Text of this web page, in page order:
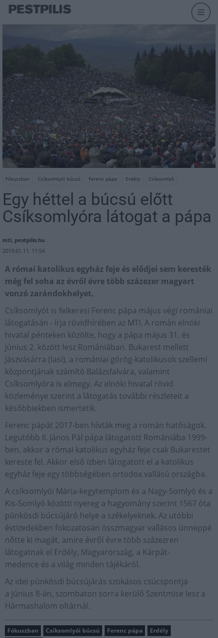
Fókuszban Csíksomlyói búcsú Ferenc pápa Erdély Csíksomlyó
Egy héttel a búcsú előtt
Csíksomlyóra látogat a pápa
mti, pestpilis.hu
2019.01.11. 11:54
A római katolikus egyház feje és elődjei sem keresték
még fel soha az évről évre több százezer magyart
vonzó zarándokhelyet.
Csíksomlyót is felkeresi Ferenc pápa május végi romániai
látogatásán - írja rövidhírében az MTI. A román elnöki
hivatal pénteken közölte, hogy a pápa május 31. és
június 2. között lesz Romániában. Bukarest mellett
Jászvásárra (Iasi), a romániai görög-katolikusok szellemi
központjának számító Balázsfalvára, valamint
Csíksomlyóra is elmegy. Az elnöki hivatal rövid
közleménye szerint a látogatás további részleteit a
későbbiekben ismertetik.
Ferenc pápát 2017-ben hívták meg a román hatóságok.
Legutóbb II. János Pál pápa látogatott Romániába 1999-
ben, akkor a római katolikus egyház feje csak Bukarestet
kereste fel. Akkor első ízben látogatott el a katolikus
egyház feje egy többségében ortodox vallású országba.
A csíksomlyói Mária-kegytemplom és a Nagy-Somlyó és a
Kis-Somlyó közötti nyereg a hagyomány szerint 1567 óta
pünkösdi búcsújáró helye a székelyeknek. Az utóbbi
évtizedekben fokozatosan összmagyar vallásos ünneppé
nőtte ki magát, amire évről évre több százezren
látogatnak el Erdély, Magyarország, a Kárpát-
medence és a világ minden tájékáról.
Az idei pünkösdi búcsújárás szokásos csúcspontja
a június 8-án, szombaton sorra kerülő Szentmise lesz a
Hármashalom oltárnál.
Fókuszban Csíksomlyói búcsú Ferenc pápa
Erdély